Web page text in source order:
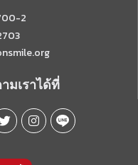
2
มเราได้ที่